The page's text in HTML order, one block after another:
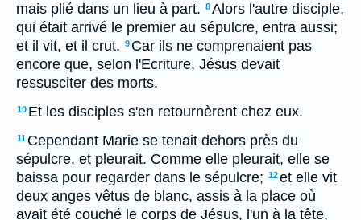
mais plié dans un lieu à part. 8Alors l'autre disciple,
qui était arrivé le premier au sépulcre, entra aussi;
et il vit, et il crut. 9 Car ils ne comprenaient pas
encore que, selon l'Ecriture, Jésus devait
ressusciter des morts.
10 Et les disciples s'en retournèrent chez eux.
11 Cependant Marie se tenait dehors près du
sépulcre, et pleurait. Comme elle pleurait, elle se
baissa pour regarder dans le sépulcre; 12et elle vit
deux anges vêtus de blanc, assis à la place où
avait été couché le corps de Jésus, l'un à la tête,